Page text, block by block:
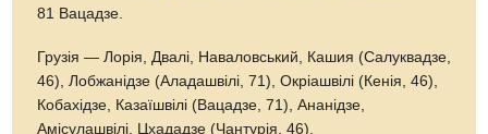
81 Вацадзе.
Грузія — Лорія, Двалі, Наваловський, Кашия (Салуквадзе,
46), Лобжанідзе (Аладашвілі, 71), Окріашвілі (Кенія, 46),
Кобахідзе, Казаїшвілі (Вацадзе, 71), Ананідзе,
Амісулашвілі, Цхададзе (Чантурія, 46).